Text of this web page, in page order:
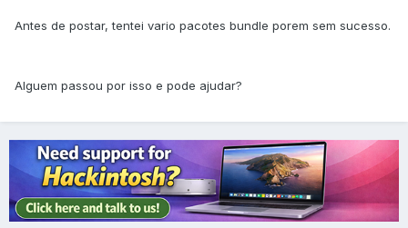
Antes de postar, tentei vario pacotes bundle porem sem sucesso.
Alguem passou por isso e pode ajudar?